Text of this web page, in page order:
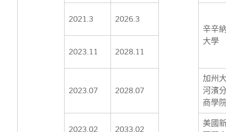
2021.3
2026.3
辛辛
大學
2023.11
2028.11
2023.07 2028.07
加州
河濱
商學
2023.02 2033.02
美國